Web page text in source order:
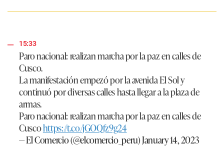
15:33
Paro nacional: realizan marcha por la paz en calles de
Cusco.
La manifestación empezó por la avenida El Sol y
continuó por diversas calles hasta llegar a la plaza de
armas.
Paro nacional: realizan marcha por la paz en calles de
Cuscohttps://t.co/jGOQfz9g24
— El Comercio (@elcomercio_peru)January 14, 2023